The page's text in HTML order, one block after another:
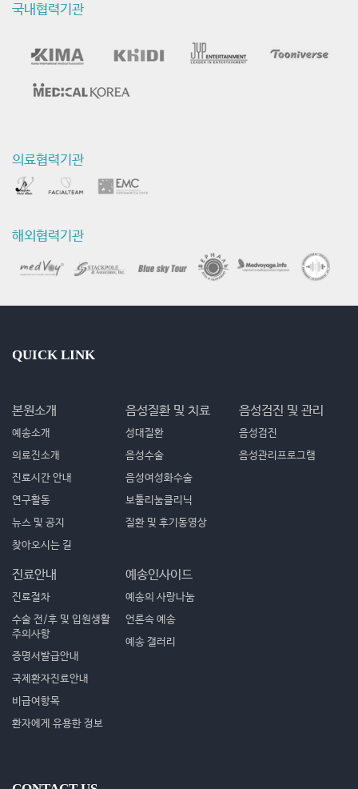
국내협력기관
의료협력기관
해외협력기관
QUICK LINK
본원소개
예송소개
의료진소개
진료시간 안내
연구활동
뉴스 및 공지
찾아오시는 길
음성질환 및 치료
성대질환
음성수술
음성여성화수술
보툴리눔클리닉
질환 및 후기동영상
음성검진 및 관리
음성검진
음성관리프로그램
진료안내
진료절차
수술 전/후 및 입원생활
주의사항
증명서발급안내
국제환자진료안내
비급여항목
환자에게 유용한 정보
예송인사이드
예송의 사랑나눔
언론속 예송
예송 갤러리